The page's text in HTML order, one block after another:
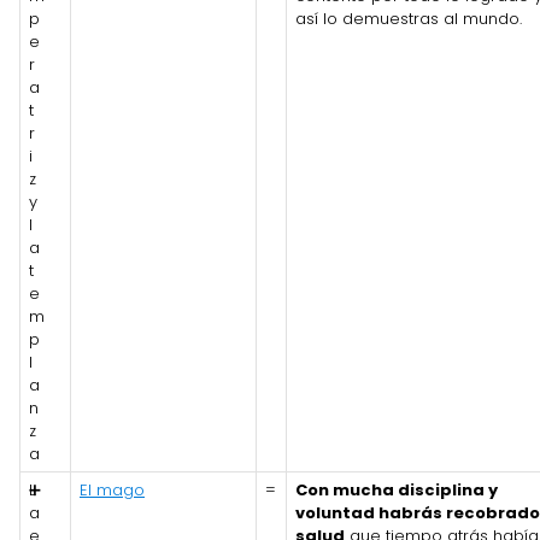
p
e
r
a
t
r
i
z
y
l
a
t
e
m
p
l
a
n
z
a
así lo demuestras al mundo.
L
a
➕ El mago =
Con mucha disciplina y
voluntad habrás